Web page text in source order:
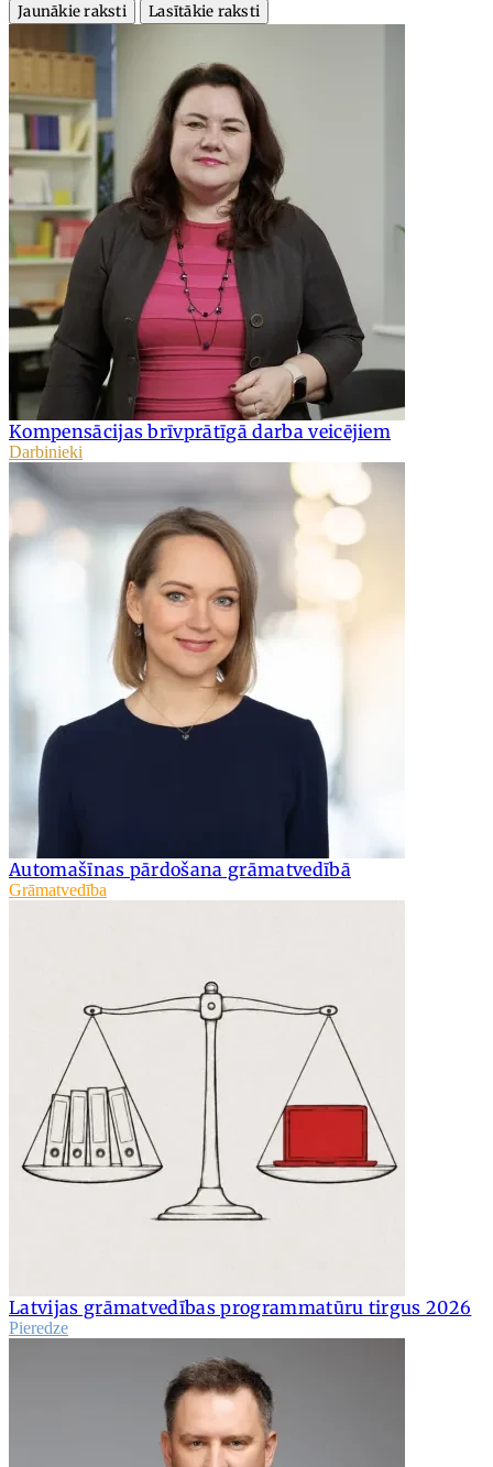
Jaunākie raksti
Lasītākie raksti
Kompensācijas brīvprātīgā darba veicējiem
Darbinieki
Automašīnas pārdošana grāmatvedībā
Grāmatvedība
Latvijas grāmatvedības programmatūru tirgus 2026
Pieredze